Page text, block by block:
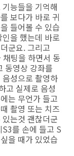
능들을 기억해
보다가 바로 귀
들어볼 수 있습
을 했는데 바로
군요. 그리고
팅을 하면서 동
동영상 강좌를
성으로 촬영하
고 실제로 음성
는 무언가 들고
촬영 또는 치즈
는것 괜찮더군
를 손에 들고 S
을 때가 있었습